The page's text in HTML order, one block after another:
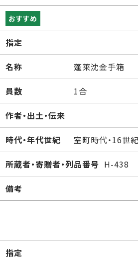
おすすめ
指定
名称 蓬莱沈金手箱
員数 1合
作者・出土・伝来
時代・年代世紀 室町時代・16世紀
所蔵者・寄贈者・列品番号 H-438
備考
指定